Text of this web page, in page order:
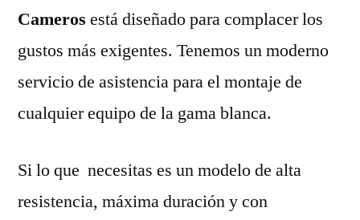
Cameros está diseñado para complacer los
gustos más exigentes. Tenemos un moderno
servicio de asistencia para el montaje de
cualquier equipo de la gama blanca.
Si lo que necesitas es un modelo de alta
resistencia, máxima duración y con